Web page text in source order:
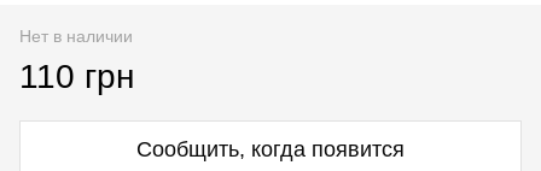
Нет в наличии
110 грн
Сообщить, когда появится